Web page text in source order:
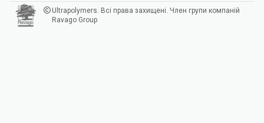
Ultrapolymers. Всі права захищені. Член групи компаній
Ravago Group